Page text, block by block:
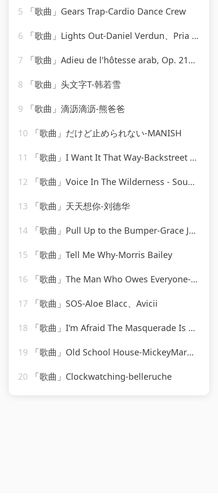
5 「歌曲」Gears Trap-Cardio Dance Crew
6 「歌曲」Lights Out-Daniel Verdun、Pria Coterell
7 「歌曲」Adieu de l'hôtesse arab, Op. 214-jennie tourel
8 「歌曲」头文字T-韩若雪
9 「歌曲」滴沥滴沥-熊爸爸
10 「歌曲」だけど止められない-MANISH
11 「歌曲」I Want It That Way-Backstreet Boys_20260806_093830
12 「歌曲」Voice In The Wilderness - Sound-A-Like-Studio Group
13 「歌曲」天天想你-刘德华
14 「歌曲」Pull Up to the Bumper-Grace Jones、Funkstar de Luxe
15 「歌曲」Tell Me Why-Morris Bailey
16 「歌曲」The Man Who Owes Everyone-Willie Nelson
17 「歌曲」SOS-Aloe Blacc、Avicii
18 「歌曲」I'm Afraid The Masquerade Is Over-The Moonglows
19 「歌曲」Old School House-MickeyMar、CardioMixes Fitness
20 「歌曲」Clockwatching-belleruche